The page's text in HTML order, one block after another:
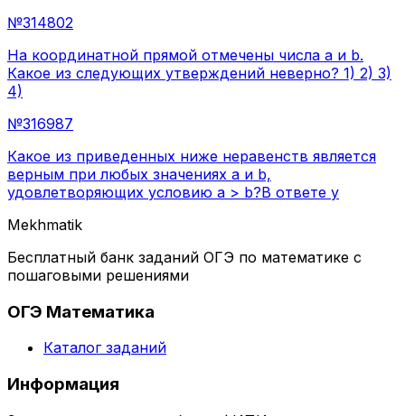
№314802
На координатной прямой отмечены числа a и b.
Какое из следующих утверждений неверно? 1) 2) 3)
4)
№316987
Какое из приведенных ниже неравенств является
верным при любых значениях a и b,
удовлетворяющих условию a > b?В ответе у
Mekhmatik
Бесплатный банк заданий ОГЭ по математике с
пошаговыми решениями
ОГЭ Математика
Каталог заданий
Информация